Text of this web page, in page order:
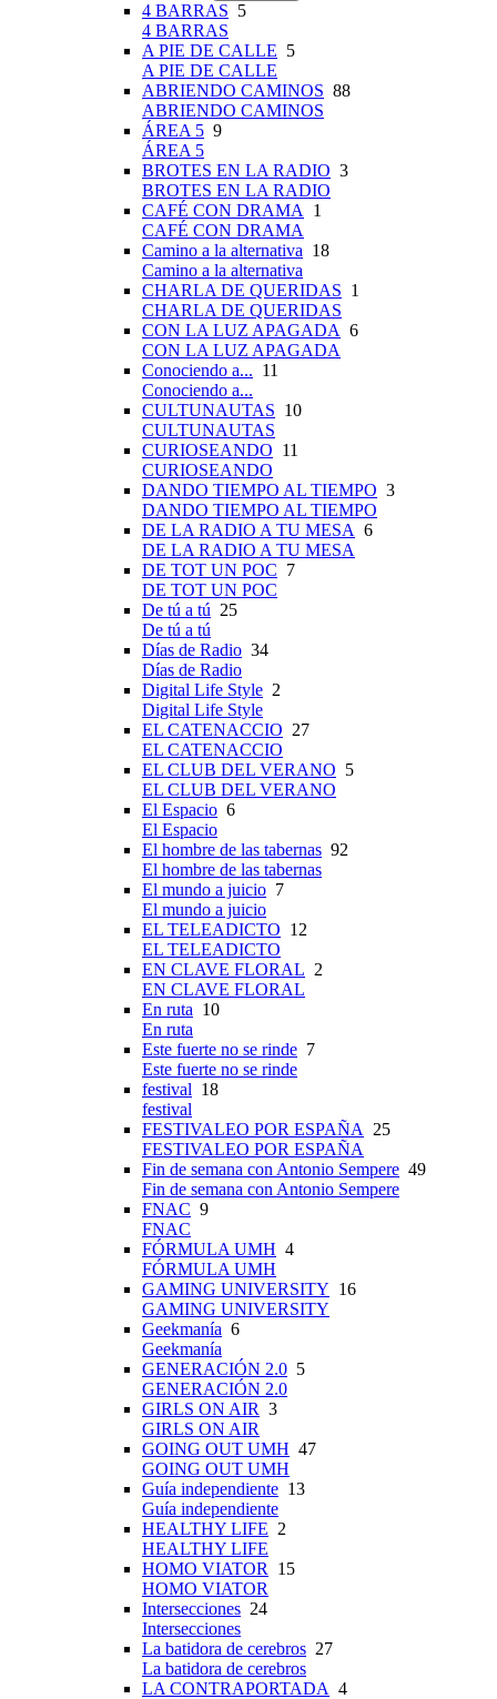
4 BARRAS 5
4 BARRAS
A PIE DE CALLE 5
A PIE DE CALLE
ABRIENDO CAMINOS 88
ABRIENDO CAMINOS
ÁREA 5 9
ÁREA 5
BROTES EN LA RADIO 3
BROTES EN LA RADIO
CAFÉ CON DRAMA
1
CAFÉ CON DRAMA
Camino a la alternativa 18
Camino a la alternativa
CHARLA DE QUERIDAS 1
CHARLA DE QUERIDAS
CON LA LUZ APAGADA 6
CON LA LUZ APAGADA
Conociendo a... 11
Conociendo a...
CULTUNAUTAS 10
CULTUNAUTAS
CURIOSEANDO 11
CURIOSEANDO
DANDO TIEMPO AL TIEMPO 3
DANDO TIEMPO AL TIEMPO
DE LA RADIO A TU MESA 6
DE LA RADIO A TU MESA
DE TOT UN POC 7
DE TOT UN POC
De tú a tú 25
De tú a tú
Días de Radio 34
Días de Radio
Digital Life Style 2
Digital Life Style
EL CATENACCIO 27
EL CATENACCIO
EL CLUB DEL VERANO 5
EL CLUB DEL VERANO
El Espacio 6
El Espacio
El hombre de las tabernas 92
El hombre de las tabernas
El mundo a juicio 7
El mundo a juicio
EL TELEADICTO 12
EL TELEADICTO
EN CLAVE FLORAL 2
EN CLAVE FLORAL
En ruta 10
En ruta
Este fuerte no se rinde 7
Este fuerte no se rinde
festival 18
festival
FESTIVALEO POR ESPAÑA
25
FESTIVALEO POR ESPAÑA
Fin de semana con Antonio Sempere 49
Fin de semana con Antonio Sempere
FNAC 9
FNAC
FÓRMULA UMH 4
FÓRMULA UMH
GAMING UNIVERSITY 16
GAMING UNIVERSITY
Geekmanía 6
Geekmanía
GENERACIÓN 2.0 5
GENERACIÓN 2.0
GIRLS ON AIR 3
GIRLS ON AIR
GOING OUT UMH 47
GOING OUT UMH
Guía independiente 13
Guía independiente
HEALTHY LIFE 2
HEALTHY LIFE
HOMO VIATOR
15
HOMO VIATOR
Intersecciones 24
Intersecciones
La batidora de cerebros 27
La batidora de cerebros
LA CONTRAPORTADA 4